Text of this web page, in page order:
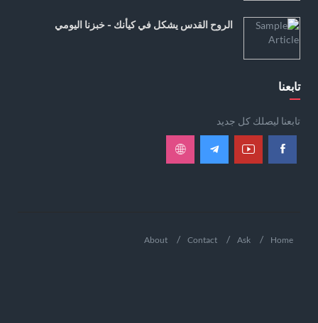
الروح القدس يشكل في كيأنك - خبزنا اليومي
تابعنا
تابعنا ليصلك كل جديد
Home
Ask
Contact
About